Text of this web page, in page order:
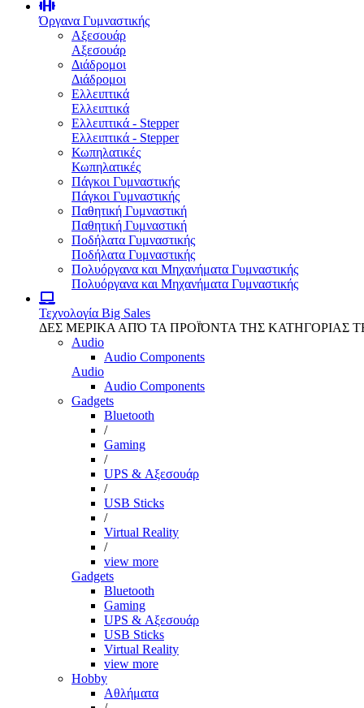
Όργανα Γυμναστικής
Αξεσουάρ
Αξεσουάρ
Διάδρομοι
Διάδρομοι
Ελλειπτικά
Ελλειπτικά
Ελλειπτικά - Stepper
Ελλειπτικά - Stepper
Κωπηλατικές
Κωπηλατικές
Πάγκοι Γυμναστικής
Πάγκοι Γυμναστικής
Παθητική Γυμναστική
Παθητική Γυμναστική
Ποδήλατα Γυμναστικής
Ποδήλατα Γυμναστικής
Πολυόργανα και Μηχανήματα Γυμναστικής
Πολυόργανα και Μηχανήματα Γυμναστικής
Τεχνολογία Big Sales
ΔΕΣ ΜΕΡΙΚΑ ΑΠΌ ΤΑ ΠΡΟΪΌΝΤΑ ΤΗΣ ΚΑΤΗΓΟΡΙΑΣ
Audio
Audio Components
Audio
Audio Components
Gadgets
Bluetooth
/
Gaming
/
UPS & Αξεσουάρ
/
USB Sticks
/
Virtual Reality
/
view more
Gadgets
Bluetooth
Gaming
UPS & Αξεσουάρ
USB Sticks
Virtual Reality
view more
Hobby
Αθλήματα